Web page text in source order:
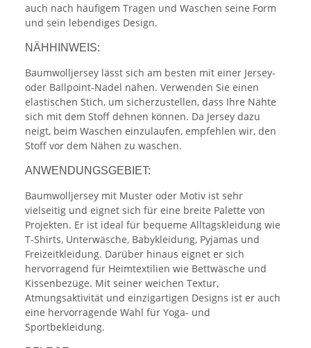
auch nach häufigem Tragen und Waschen seine Form
und sein lebendiges Design.
NÄHHINWEIS:
Baumwolljersey lässt sich am besten mit einer Jersey-
oder Ballpoint-Nadel nähen. Verwenden Sie einen
elastischen Stich, um sicherzustellen, dass Ihre Nähte
sich mit dem Stoff dehnen können. Da Jersey dazu
neigt, beim Waschen einzulaufen, empfehlen wir, den
Stoff vor dem Nähen zu waschen.
ANWENDUNGSGEBIET:
Baumwolljersey mit Muster oder Motiv ist sehr
vielseitig und eignet sich für eine breite Palette von
Projekten. Er ist ideal für bequeme Alltagskleidung wie
T-Shirts, Unterwäsche, Babykleidung, Pyjamas und
Freizeitkleidung. Darüber hinaus eignet er sich
hervorragend für Heimtextilien wie Bettwäsche und
Kissenbezüge. Mit seiner weichen Textur,
Atmungsaktivität und einzigartigen Designs ist er auch
eine hervorragende Wahl für Yoga- und
Sportbekleidung.